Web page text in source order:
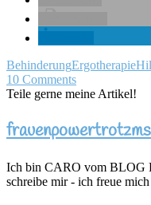
BehinderungErgotherapie
10 Comments
Teile gerne meine Artikel!
frauenpowertrotzms
Ich bin CARO vom BLOG
schreibe mir - ich freue